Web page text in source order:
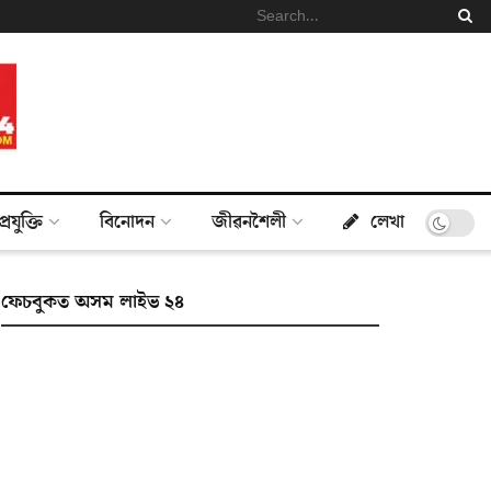
প্ৰযুক্তি বিনোদন জীৱনশৈলী লেখা
ফেচবুকত অসম লাইভ ২৪